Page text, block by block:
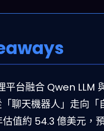
平台融合 Qwen
聊天機器人」走向「
值約 54.3 億美元，